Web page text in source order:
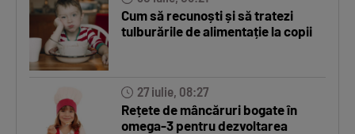
Cum să recunoști și să tratezi
tulburările de alimentație la copii
27 iulie, 08:27
Rețete de mâncăruri bogate în
omega-3 pentru dezvoltarea